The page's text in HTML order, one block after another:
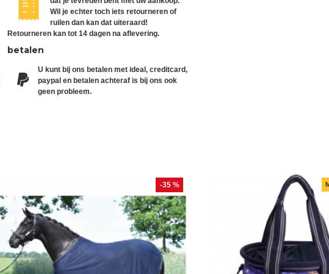
Wil je echter toch iets retourneren of
ruilen dan kan dat uiteraard!
Retourneren kan tot 14 dagen na aflevering.
betalen
U kunt bij ons betalen met ideal, creditcard,
paypal en betalen achteraf is bij ons ook
geen probleem.
-35 %